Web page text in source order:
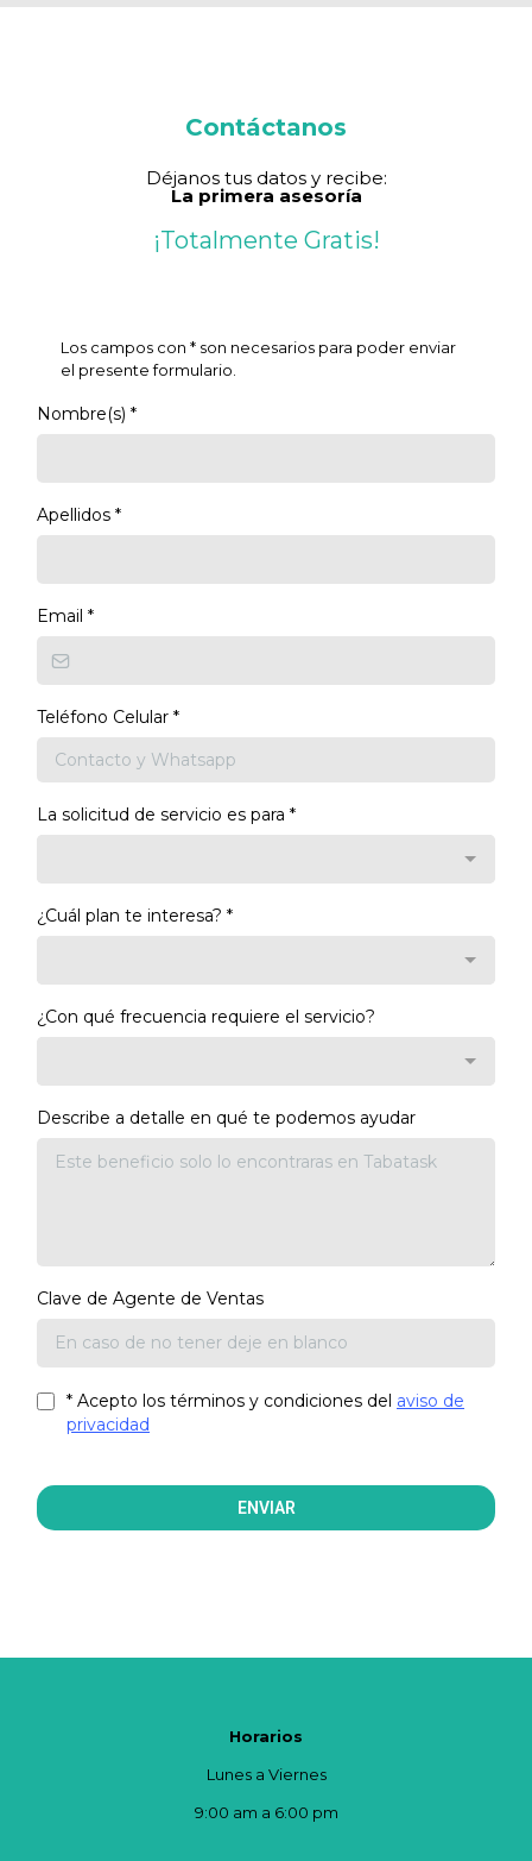
Contáctanos
Déjanos tus datos y recibe:
La primera asesoría
¡Totalmente Gratis!
Los campos con * son necesarios para poder enviar
el presente formulario.
Nombre(s) *
Apellidos *
Email *
Teléfono Celular *
La solicitud de servicio es para *
¿Cuál plan te interesa? *
¿Con qué frecuencia requiere el servicio?
Describe a detalle en qué te podemos ayudar
Clave de Agente de Ventas
* Acepto los términos y condiciones del aviso de
privacidad
ENVIAR
Horarios
Lunes a Viernes
9:00 am a 6:00 pm